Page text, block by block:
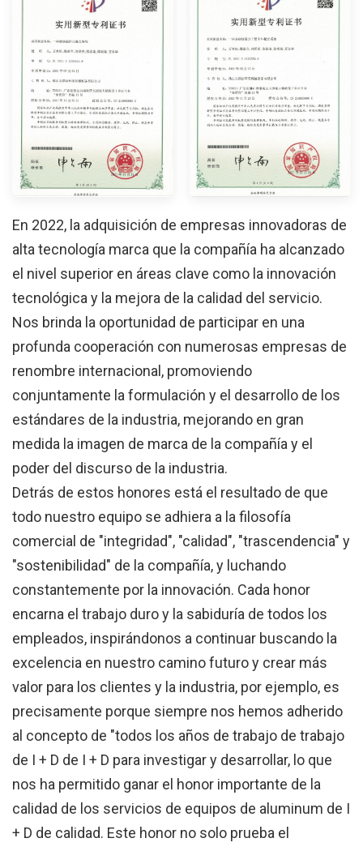
En 2022, la adquisición de empresas innovadoras de
alta tecnología marca que la compañía ha alcanzado
el nivel superior en áreas clave como la innovación
tecnológica y la mejora de la calidad del servicio.
Nos brinda la oportunidad de participar en una
profunda cooperación con numerosas empresas de
renombre internacional, promoviendo
conjuntamente la formulación y el desarrollo de los
estándares de la industria, mejorando en gran
medida la imagen de marca de la compañía y el
poder del discurso de la industria.
Detrás de estos honores está el resultado de que
todo nuestro equipo se adhiera a la filosofía
comercial de "integridad", "calidad", "trascendencia" y
"sostenibilidad" de la compañía, y luchando
constantemente por la innovación. Cada honor
encarna el trabajo duro y la sabiduría de todos los
empleados, inspirándonos a continuar buscando la
excelencia en nuestro camino futuro y crear más
valor para los clientes y la industria, por ejemplo, es
precisamente porque siempre nos hemos adherido
al concepto de "todos los años de trabajo de trabajo
de I + D de I + D para investigar y desarrollar, lo que
nos ha permitido ganar el honor importante de la
calidad de los servicios de equipos de aluminum de I
+ D de calidad. Este honor no solo prueba el